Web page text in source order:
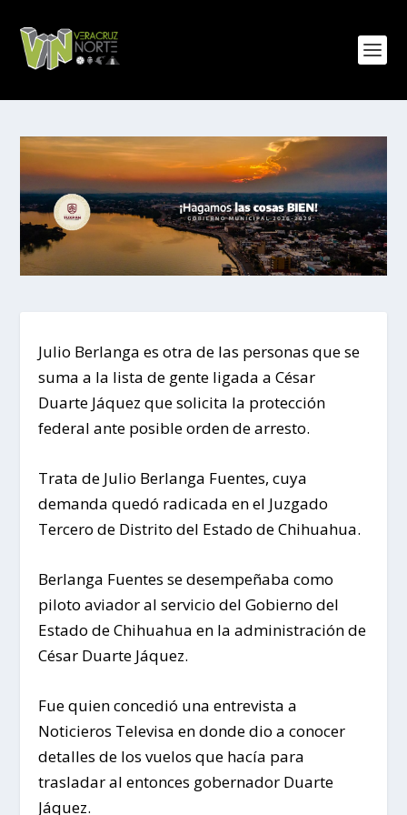
Julio Berlanga es otra de las personas que se
suma a la lista de gente ligada a César
Duarte Jáquez que solicita la protección
federal ante posible orden de arresto.
Trata de Julio Berlanga Fuentes, cuya
demanda quedó radicada en el Juzgado
Tercero de Distrito del Estado de Chihuahua.
Berlanga Fuentes se desempeñaba como
piloto aviador al servicio del Gobierno del
Estado de Chihuahua en la administración de
César Duarte Jáquez.
Fue quien concedió una entrevista a
Noticieros Televisa en donde dio a conocer
detalles de los vuelos que hacía para
trasladar al entonces gobernador Duarte
Jáquez.